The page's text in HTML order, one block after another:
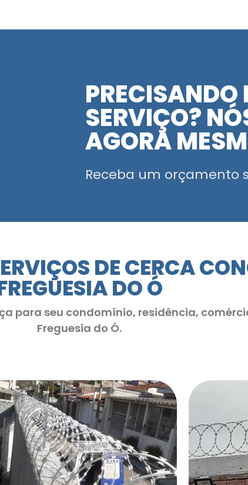
PRECISANDO
SERVIÇO?
AGORA
Receba um orçamento
DE CERCA
DO Ó
para seu condomínio, residência,
Freguesia do Ó.